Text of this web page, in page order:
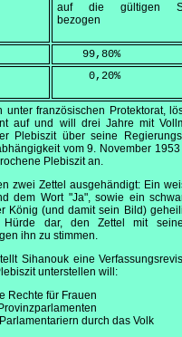
auf die gültigen
bezogen
    99,80
%
     0,20
%
unter französischen Protektorat,
auf und will drei Jahre mit
Plebiszit über seine
vom9. November 1953
Plebiszit an.
zwei Zettel ausgehändigt: Ein
dem Wort "Ja", sowie ein
König (und damit sein Bild)
dar, den Zettel mit
ihn zu stimmen.
Sihanouk eine
unterstellen will:
Rechte für Frauen
durch das Volk